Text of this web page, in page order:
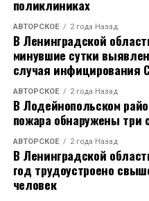
поликлиниках
АВТОРСКОЕ 2 года Назад
В Ленинградской
минувшие сутки
случая инфицирования
АВТОРСКОЕ 2 года Назад
В Лодейнопольском
пожара обнаружены три
АВТОРСКОЕ 2 года Назад
В Ленинградской
год трудоустроено
человек